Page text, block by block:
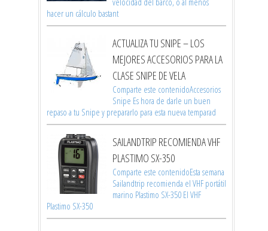
hacer un cálculo bastant
ACTUALIZA TU SNIPE – LOS
MEJORES ACCESORIOS PARA LA
CLASE SNIPE DE VELA
Comparte este contenidoAccesorios
Snipe Es hora de darle un buen
repaso a tu Snipe y prepararlo para esta nueva temparad
SAILANDTRIP RECOMIENDA VHF
PLASTIMO SX-350
Comparte este contenidoEsta semana
Sailandtrip recomienda el VHF portátil
marino Plastimo SX-350 El VHF
Plastimo SX-350